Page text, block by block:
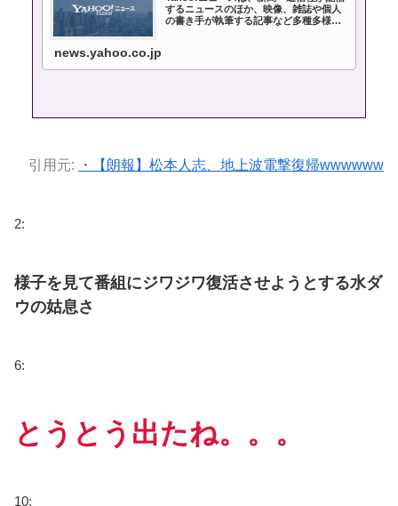
するニュースのほか、映像、雑誌や個人
の書き手が執筆する記事など多種多様な
news.yahoo.co.jp
引用元: ・【朗報】松本人志、地上波電撃復帰wwwwww
2:
様子を見て番組にジワジワ復活させようとする水ダ
ウの姑息さ
6:
とうとう出たね。。。
10: